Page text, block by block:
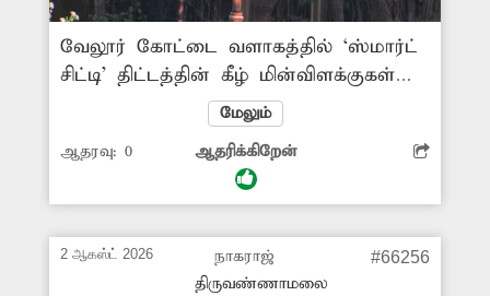
வேலூர் கோட்டை வளாகத்தில் ‘ஸ்மார்ட்
சிட்டி’ திட்டத்தின் கீழ் மின்விளக்குகள்
பொருத்தப்பட்டுள்ளன. அவற்றில் ஒரு
சில மின்விளக்குகள் உடைந்த நிலையில்
உள்ளன. இதுகுறித்து சம்பந்தப்பட்ட
அதிகாரிகள் நடவடிக்கை எடுக்க
மேலும்
ஆதரவு: 0 ஆதரிக்கிறேன்
2 ஆகஸ்ட் 2026
நாகராஜ்
திருவண்ணாமலை
#66256